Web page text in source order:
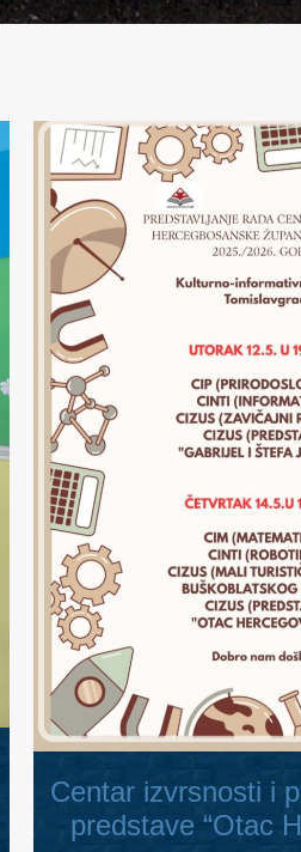
Centar izvrsnosti i
predstave “Otac